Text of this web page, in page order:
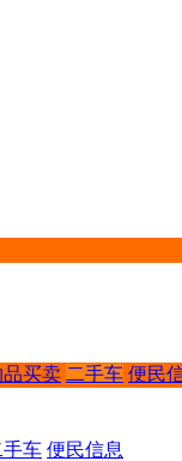
品买卖 二手车 便民
手车 便民信息